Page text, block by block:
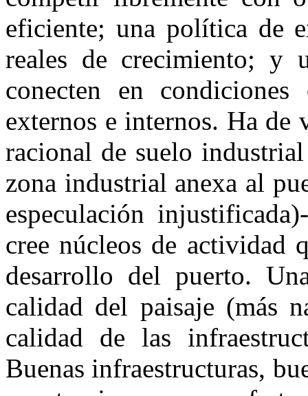
eficiente; una política de
reales de crecimiento; y
conecten en
externos e internos. Ha de
racional de suelo
zona industrial anexa al
especulación
cree núcleos de actividad
desarrollo del puerto.
calidad del paisaje (más
calidad de las
Buenas infraestructuras,